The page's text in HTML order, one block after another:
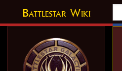
Battlestar Wiki